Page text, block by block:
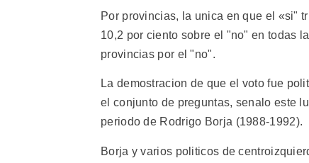
Por provincias, la unica en que el «si"
10,2 por ciento sobre el "no" en todas
provincias por el "no".
La demostracion de que el voto fue
el conjunto de preguntas, senalo este
periodo de Rodrigo Borja (1988-1992).
Borja y varios politicos de